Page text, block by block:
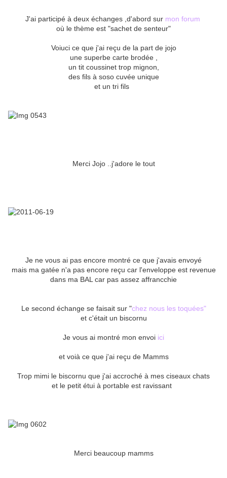
J'ai participé à deux échanges ,d'abord sur mon forum
où le thème est "sachet de senteur"
Voiuci ce que j'ai reçu de la part de jojo
une superbe carte brodée ,
un tit coussinet trop mignon,
des fils à soso cuvée unique
et un tri fils
Merci Jojo ..j'adore le tout
Je ne vous ai pas encore montré ce que j'avais envoyé
mais ma gatée n'a pas encore reçu car l'enveloppe est revenue
dans ma BAL car pas assez affrancchie
Le second échange se faisait sur "chez nous les toquées"
et c'était un biscornu
Je vous ai montré mon envoi ici
et voià ce que j'ai reçu de Mamms
Trop mimi le biscornu que j'ai accroché à mes ciseaux chats
et le petit étui à portable est ravissant
Merci beaucoup mamms